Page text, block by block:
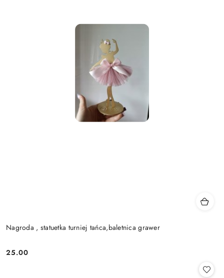
Nagroda , statuetka turniej tańca,baletnica grawer
Cena:
25.00